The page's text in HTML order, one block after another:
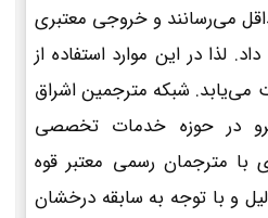
می‌رسانند و خروجی معتبری
لذا در این موارد استفاده از
می‌یابد. شبکه مترجمین اشراق
در حوزه خدمات تخصصی
با مترجمان رسمی معتبر قوه
و با توجه به سابقه درخشان